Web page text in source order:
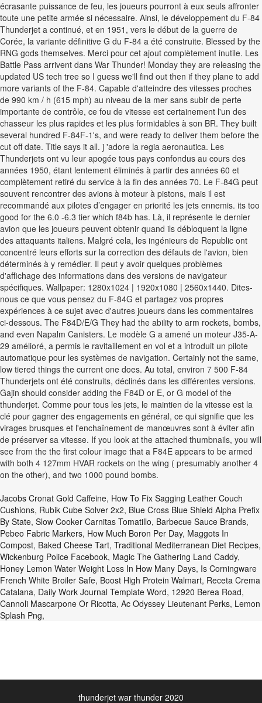
écrasante puissance de feu, les joueurs pourront à eux seuls affronter
toute une petite armée si nécessaire. Ainsi, le développement du F-84
Thunderjet a continué, et en 1951, vers le début de la guerre de
Corée, la variante définitive G du F-84 a été construite. Blessed by the
RNG gods themselves. Merci pour cet ajout complètement inutile. Les
Battle Pass arrivent dans War Thunder! Monday they are releasing the
updated US tech tree so I guess we'll find out then if they plane to add
more variants of the F-84. Capable d'atteindre des vitesses proches
de 990 km / h (615 mph) au niveau de la mer sans subir de perte
importante de contrôle, ce fou de vitesse est certainement l'un des
chasseur les plus rapides et les plus formidables à son BR. They built
several hundred F-84F-1's, and were ready to deliver them before the
cut off date. Title says it all. j 'adore la regia aeronautica. Les
Thunderjets ont vu leur apogée tous pays confondus au cours des
années 1950, étant lentement éliminés à partir des années 60 et
complètement retiré du service à la fin des années 70. Le F-84G peut
souvent rencontrer des avions à moteur à pistons, mais il est
recommandé aux pilotes d’engager en priorité les jets ennemis. its too
good for the 6.0 -6.3 tier which f84b has. Là, il représente le dernier
avion que les joueurs peuvent obtenir quand ils débloquent la ligne
des attaquants italiens. Malgré cela, les ingénieurs de Republic ont
concentré leurs efforts sur la correction des défauts de l'avion, bien
déterminés à y remédier. Il peut y avoir quelques problèmes
d'affichage des informations dans des versions de navigateur
spécifiques. Wallpaper: 1280x1024 | 1920x1080 | 2560x1440. Dites-
nous ce que vous pensez du F-84G et partagez vos propres
expériences à ce sujet avec d'autres joueurs dans les commentaires
ci-dessous. The F84D/E/G They had the ability to arm rockets, bombs,
and even Napalm Canisters. Le modèle G a amené un moteur J35-A-
29 amélioré, a permis le ravitaillement en vol et a introduit un pilote
automatique pour les systèmes de navigation. Certainly not the same,
low tiered things the current one does. Au total, environ 7 500 F-84
Thunderjets ont été construits, déclinés dans les différentes versions.
Gajin should consider adding the F84D or E, or G model of the
thunderjet. Comme pour tous les jets, le maintien de la vitesse est la
clé pour gagner des engagements en général, ce qui signifie que les
virages brusques et l'enchaînement de manœuvres sont à éviter afin
de préserver sa vitesse. If you look at the attached thumbnails, you will
see from the the first colour image that a F84E appears to be armed
with both 4 127mm HVAR rockets on the wing ( presumably another 4
on the other), and two 1000 pound bombs.
Jacobs Cronat Gold Caffeine, How To Fix Sagging Leather Couch
Cushions, Rubik Cube Solver 2x2, Blue Cross Blue Shield Alpha Prefix
By State, Slow Cooker Carnitas Tomatillo, Barbecue Sauce Brands,
Pebeo Fabric Markers, How Much Boron Per Day, Maggots In
Compost, Baked Cheese Tart, Traditional Mediterranean Diet Recipes,
Wickenburg Police Facebook, Magic The Gathering Land Caddy,
Honey Lemon Water Weight Loss In How Many Days, Is Corningware
French White Broiler Safe, Boost High Protein Walmart, Receta Crema
Catalana, Daily Work Journal Template Word, 12920 Berea Road,
Cannoli Mascarpone Or Ricotta, Ac Odyssey Lieutenant Perks, Lemon
Splash Png,
thunderjet war thunder 2020